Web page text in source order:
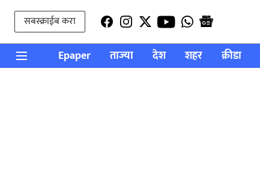
सबस्क्राईब करा
Epaper ताज्या देश शहर क्रीडा